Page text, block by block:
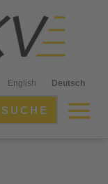
English Deutsch